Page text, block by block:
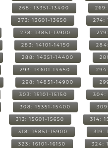
268: 13351-13400 269:
273: 13601-13650 274:
278: 13851-13900
283: 14101-14150
288: 14351-14400
293: 14601-14650
298: 14851-14900
303: 15101-15150 304:
308: 15351-15400
313: 15601-15650 314:
318: 15851-15900 319:
323: 16101-16150 324: